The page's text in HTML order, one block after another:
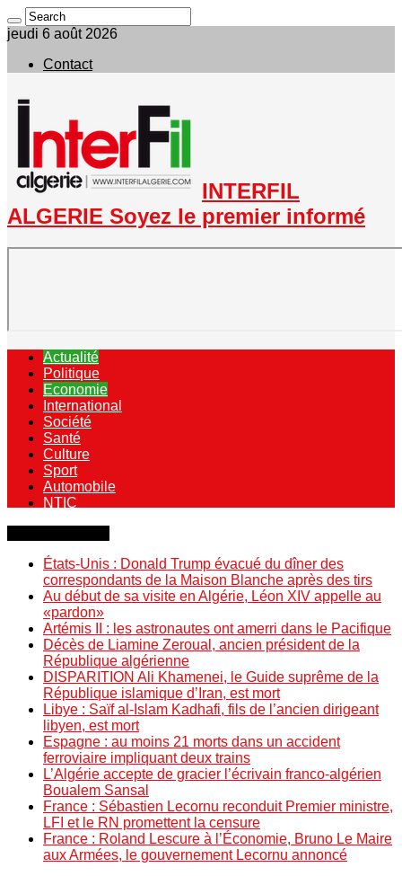
jeudi 6 août 2026
Contact
INTERFIL
ALGERIE Soyez le premier informé
Actualité
Politique
Economie
International
Société
Santé
Culture
Sport
Automobile
NTIC
États-Unis : Donald Trump évacué du dîner des
correspondants de la Maison Blanche après des tirs
Au début de sa visite en Algérie, Léon XIV appelle au
«pardon»
Artémis II : les astronautes ont amerri dans le Pacifique
Décès de Liamine Zeroual, ancien président de la
République algérienne
DISPARITION Ali Khamenei, le Guide suprême de la
République islamique d’Iran, est mort
Libye : Saïf al-Islam Kadhafi, fils de l’ancien dirigeant
libyen, est mort
Espagne : au moins 21 morts dans un accident
ferroviaire impliquant deux trains
L’Algérie accepte de gracier l’écrivain franco-algérien
Boualem Sansal
France : Sébastien Lecornu reconduit Premier ministre,
LFI et le RN promettent la censure
France : Roland Lescure à l’Économie, Bruno Le Maire
aux Armées, le gouvernement Lecornu annoncé